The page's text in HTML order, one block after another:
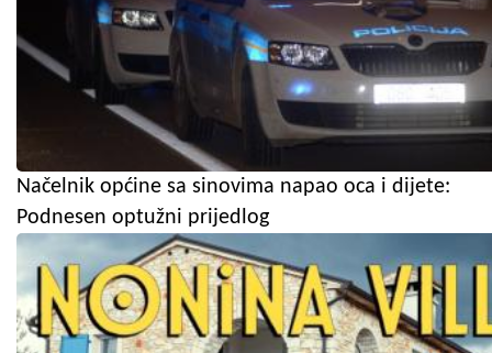
Načelnik općine sa sinovima napao oca i dijete:
Podnesen optužni prijedlog